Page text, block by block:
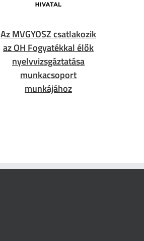
Az MVGYOSZ csatlakozik
az OH Fogyatékkal élők
nyelvvizsgáztatása
munkacsoport
munkájához